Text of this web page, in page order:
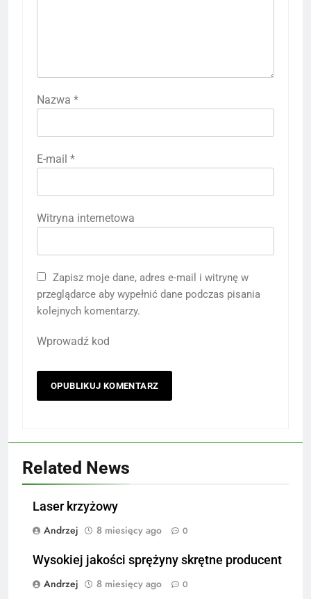
Nazwa *
E-mail *
Witryna internetowa
Zapisz moje dane, adres e-mail i witrynę w
przeglądarce aby wypełnić dane podczas pisania
kolejnych komentarzy.
Wprowadź kod
Related News
Laser krzyżowy
Andrzej
8 miesięcy ago 0
Wysokiej jakości sprężyny skrętne producent
Andrzej
8 miesięcy ago 0